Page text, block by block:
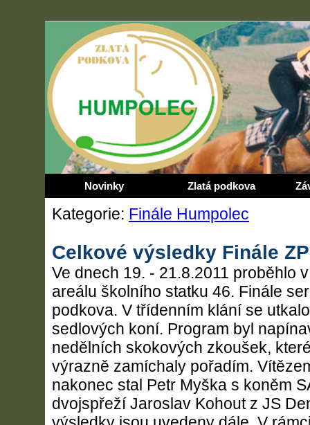
Novinky Zlatá podkova
Kategorie: Finále Humpolec
Celkové výsledky Finále
Ve dnech 19. - 21.8.2011 proběhlo
areálu školního statku 46. Finále
podkova. V třídenním klání se
sedlových koní. Program byl
nedělních skokových zkoušek,
výrazně zamíchaly pořadím.
nakonec stal Petr Myška s koněm
dvojspřeží Jaroslav Kohout z JS